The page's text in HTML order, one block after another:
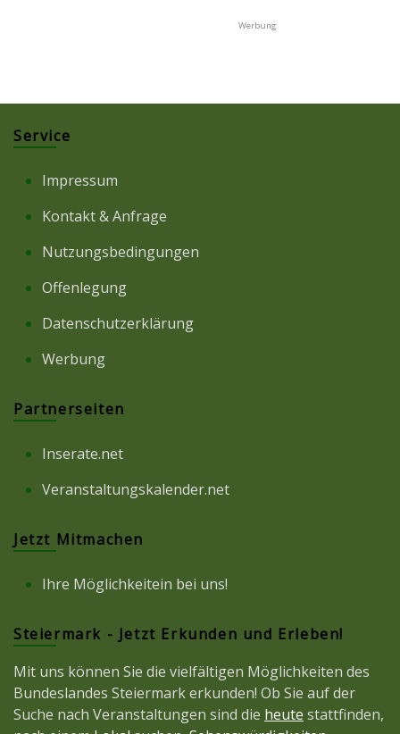
Service
Impressum
Kontakt & Anfrage
Nutzungsbedingungen
Offenlegung
Datenschutzerklärung
Werbung
Partnerseiten
Inserate.net
Veranstaltungskalender.net
Jetzt Mitmachen
Ihre Möglichkeitein bei uns!
Steiermark - Jetzt Erkunden und Erleben!
Mit uns können Sie die vielfältigen Möglichkeiten des
Bundeslandes Steiermark erkunden! Ob Sie auf der
Suche nach Veranstaltungen sind die heute stattfinden,